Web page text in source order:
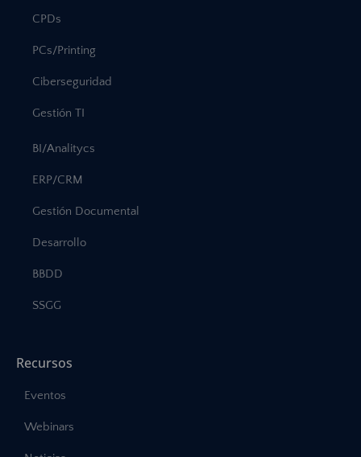
CPDs
PCs/Printing
Ciberseguridad
Gestión TI
BI/Analitycs
ERP/CRM
Gestión Documental
Desarrollo
BBDD
SSGG
Recursos
Eventos
Webinars